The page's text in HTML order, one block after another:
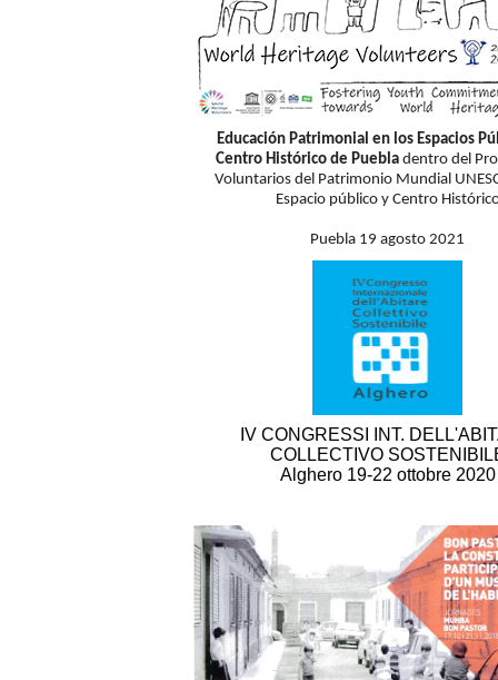
Educación Patrimonial en los Espacios
Centro Histórico de Puebla dentro del
Voluntarios del Patrimonio Mundial
Espacio público y Centro
Puebla 19 agosto 2021
IV CONGRESSI INT.
COLLECTIVO
Alghero 19-22 ottobre 2020